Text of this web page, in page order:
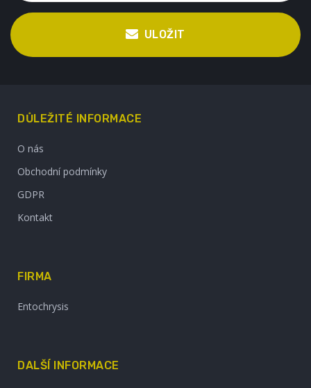
ULOŽIT
DŮLEŽITÉ INFORMACE
O nás
Obchodní podmínky
GDPR
Kontakt
FIRMA
Entochrysis
DALŠÍ INFORMACE